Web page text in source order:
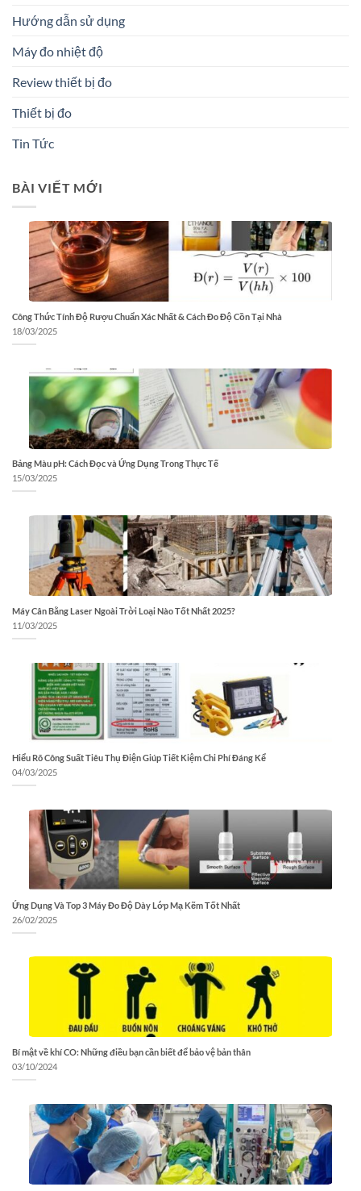
Hướng dẫn sử dụng
Máy đo nhiệt độ
Review thiết bị đo
Thiết bị đo
Tin Tức
BÀI VIẾT MỚI
Công Thức Tính Độ Rượu Chuẩn Xác Nhất & Cách Đo Độ Cồn Tại Nhà
18/03/2025
Bảng Màu pH: Cách Đọc và Ứng Dụng Trong Thực Tế
15/03/2025
Máy Cân Bằng Laser Ngoài Trời Loại Nào Tốt Nhất 2025?
11/03/2025
Hiểu Rõ Công Suất Tiêu Thụ Điện Giúp Tiết Kiệm Chi Phí Đáng Kể
04/03/2025
Ứng Dụng Và Top 3 Máy Đo Độ Dày Lớp Mạ Kẽm Tốt Nhất
26/02/2025
Bí mật về khí CO: Những điều bạn cần biết để bảo vệ bản thân
03/10/2024